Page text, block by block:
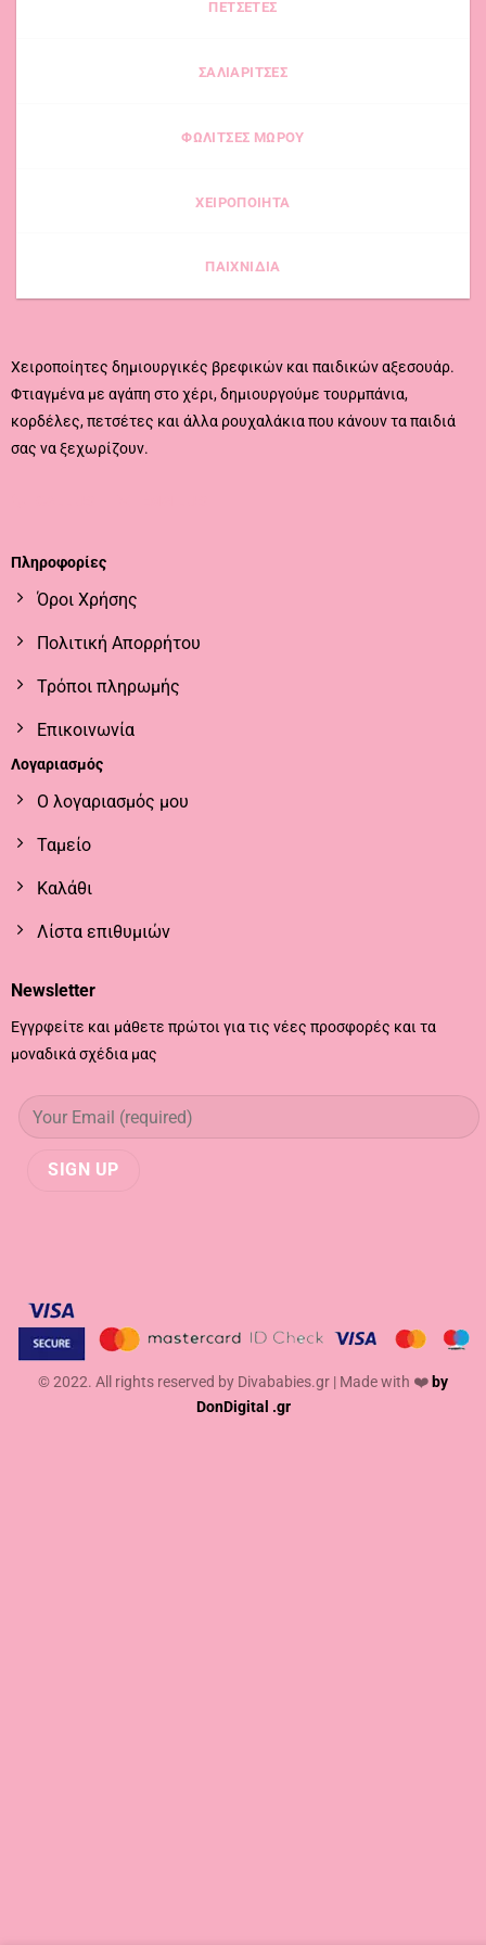
ΠΕΤΣΕΤΕΣ
ΣΑΛΙΑΡΙΤΣΕΣ
ΦΩΛΙΤΣΕΣ ΜΩΡΟΥ
ΧΕΙΡΟΠΟΙΗΤΑ
ΠΑΙΧΝΙΔΙΑ
Χειροποίητες δημιουργικές βρεφικών και παιδικών αξεσουάρ.
Φτιαγμένα με αγάπη στο χέρι, δημιουργούμε τουρμπάνια,
κορδέλες, πετσέτες και άλλα ρουχαλάκια που κάνουν τα παιδιά
σας να ξεχωρίζουν.
Πληροφορίες
Όροι Χρήσης
Πολιτική Απορρήτου
Τρόποι πληρωμής
Επικοινωνία
Λογαριασμός
Ο λογαριασμός μου
Ταμείο
Καλάθι
Λίστα επιθυμιών
Newsletter
Εγγρφείτε και μάθετε πρώτοι για τις νέες προσφορές και τα
μοναδικά σχέδια μας
© 2022. All rights reserved by Divababies.gr | Made with ❤️ by
DonDigital .gr